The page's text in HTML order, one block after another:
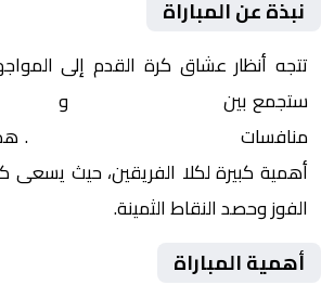
نبذة عن المباراة
تتجه أنظار عشاق كرة القدم إلى
ستجمع بين
و
منافسات
.
أهمية كبيرة لكلا الفريقين، حيث
الفوز وحصد النقاط الثمينة.
أهمية المباراة